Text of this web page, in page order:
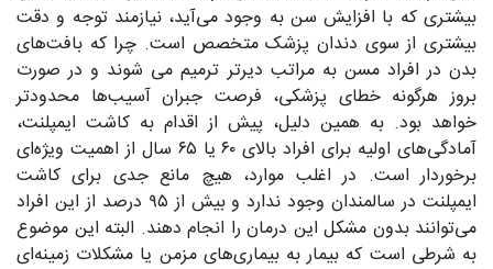
بیشتری که با افزایش سن به وجود می‌آید، نیازمند توجه و دقت
بیشتری از سوی دندان پزشک متخصص است. چرا که بافت‌های
بدن در افراد مسن به مراتب دیرتر ترمیم می شوند و در صورت
بروز هرگونه خطای پزشکی، فرصت جبران آسیب‌ها محدودتر
خواهد بود. به همین دلیل، پیش از اقدام به کاشت ایمپلنت،
آمادگی‌های اولیه برای افراد بالای ۶۰ یا ۶۵ سال از اهمیت ویژه‌ای
برخوردار است. در اغلب موارد، هیچ مانع جدی برای کاشت
ایمپلنت در سالمندان وجود ندارد و بیش از ۹۵ درصد از این افراد
می‌توانند بدون مشکل این درمان را انجام دهند. البته این موضوع
به شرطی است که بیمار به بیماری‌های مزمن یا مشکلات زمینه‌ای